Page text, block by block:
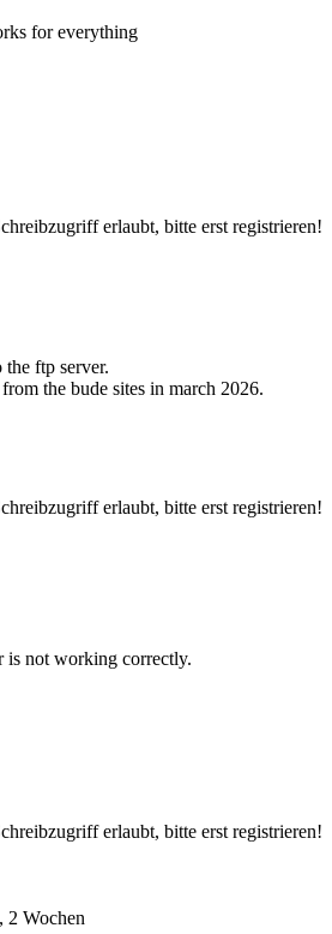
for everything
erlaubt, bitte erst registrieren!
ftp server.
the bude sites in march 2026.
erlaubt, bitte erst registrieren!
is not working correctly.
erlaubt, bitte erst registrieren!
2 Wochen